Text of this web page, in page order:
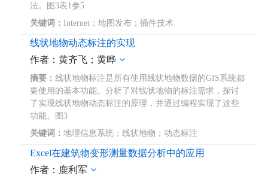
法。图3表1参5
关键词： Internet；地图发布；插件技术
线状地物动态标注的实现
作者：黄齐飞；黄晔
摘要： 线状地物标注是所有使用线状地物数据的GIS系统都
要使用的基本功能。分析了对线状地物的标注需求，探讨
了实现线状地物动态标注的原理，并通过编程实现了这些
功能。图3
关键词： 地理信息系统；线状地物；动态标注
Excel在建筑物变形测量数据分析中的应用
作者：鹿利军